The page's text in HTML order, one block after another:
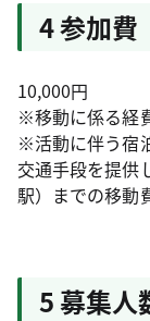
4 参加費
10,000円
※移動に係る経
※活動に伴う宿
交通手段を提供
駅）までの移動
5 募集人